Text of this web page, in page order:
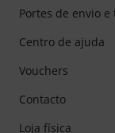
Portes de envio
Centro de ajuda
Vouchers
Contacto
Loja física